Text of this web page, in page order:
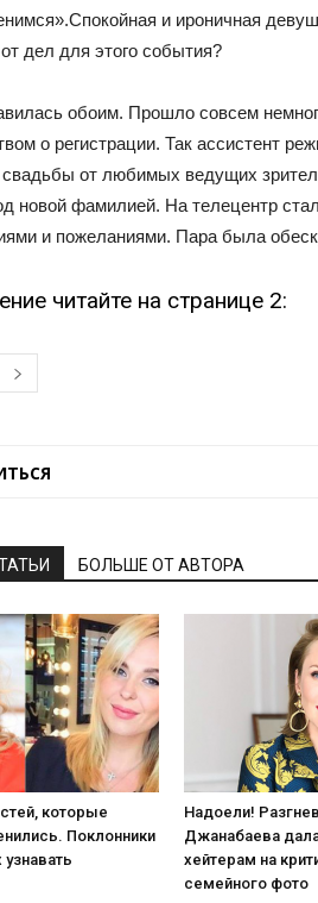
Спокойная и ироничная
дел для этого события?
обоим. Прошло совсем
о регистрации. Так ассистент
от любимых ведущих
новой фамилией. На телецентр
и пожеланиями. Пара была
читайте на странице 2:
БОЛЬШЕ ОТ АВТОРА
которые
Поклонники
Надоели!
Джанабаева
хейтерам на
семейного фото